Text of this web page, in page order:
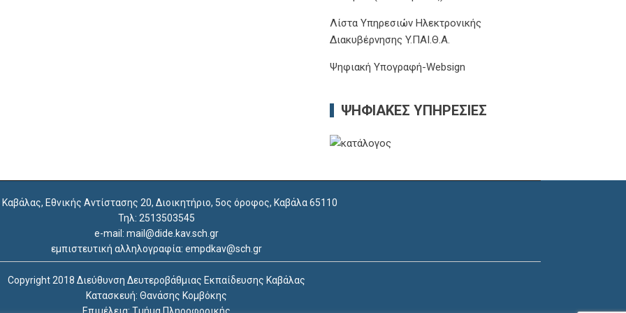
Λίστα Υπηρεσιών Ηλεκτρονικής
Διακυβέρνησης Y.ΠΑΙ.Θ.Α.
Ψηφιακή Υπογραφή-Websign
ΨΗΦΙΑΚΈΣ ΥΠΗΡΕΣΊΕΣ
Εθνικής Αντίστασης 20, Διοικητήριο, 5ος όροφος, Καβάλα 65110
Τηλ: 2513503545
e-mail: mail@dide.kav.sch.gr
εμπιστευτική αλληλογραφία: empdkav@sch.gr
Copyright 2018 Διεύθυνση Δευτεροβάθμιας Εκπαίδευσης Καβάλας
Κατασκευή: Θανάσης Κομβόκης